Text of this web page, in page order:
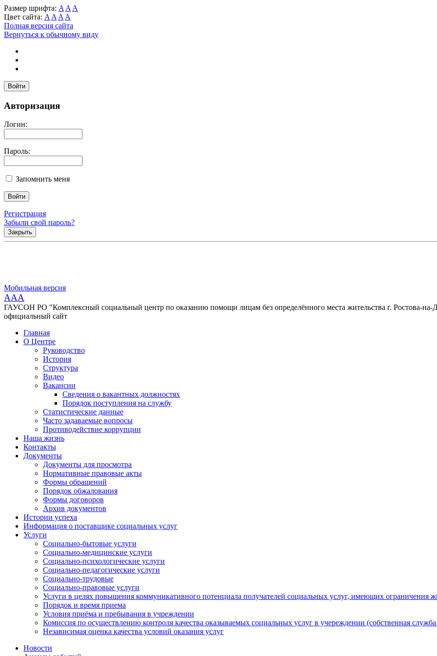
Размер шрифта: A A A
Цвет сайта: A A A A
Полная версия сайта
Вернуться к обычному виду
Войти
Авторизация
Логин:
Пароль:
Запомнить меня
Регистрация
Забыли свой пароль?
Закрыть
Мобильная версия
AAA
ГАУСОН РО "Комплексный социальный центр по оказанию помощи лицам без определённого места жительства г. Ростова-на-
официальный сайт
Главная
О Центре
Руководство
История
Структура
Видео
Вакансии
Сведения о вакантных должностях
Порядок поступления на службу
Статистические данные
Часто задаваемые вопросы
Противодействие коррупции
Наша жизнь
Контакты
Документы
Документы для просмотра
Нормативные правовые акты
Формы обращений
Порядок обжалования
Формы договоров
Архив документов
Истории успеха
Информация о поставщике социальных услуг
Услуги
Социально-бытовые услуги
Социально-медицинские услуги
Социально-психологические услуги
Социально-педагогические услуги
Социально-трудовые
Социально-правовые услуги
Услуги в целях повышения коммуникативного потенциала получателей социальных услуг, имеющих ограничения
Порядок и время приема
Условия приёма и пребывания в учреждении
Комиссия по осуществлению контроля качества оказываемых социальных услуг в учереждении (собственная
Независимая оценка качества условий оказания услуг
Новости